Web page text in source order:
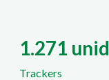
1.271
Trackers